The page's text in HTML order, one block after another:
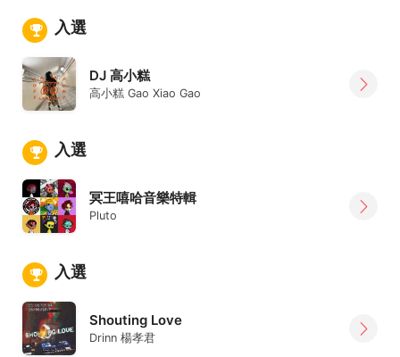
入選
DJ 高小糕
高小糕 Gao Xiao Gao
入選
冥王嘻哈音樂特輯
Pluto
入選
Shouting Love
Drinn 楊孝君